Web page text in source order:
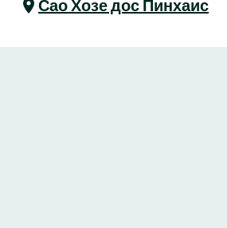
Сао Хозе дос Пинхаис